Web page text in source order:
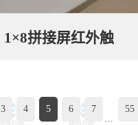
1×8拼接屏红外触
3 4 5 6
7
55